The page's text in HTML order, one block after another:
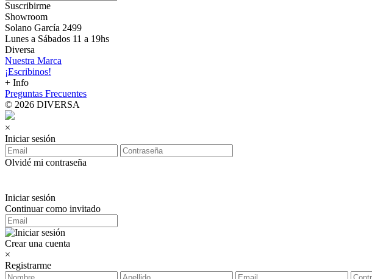
Suscribirme
Showroom
Solano García 2499
Lunes a Sábados 11 a 19hs
Diversa
Nuestra Marca
¡Escribinos!
+ Info
Preguntas Frecuentes
© 2026 DIVERSA
×
Iniciar sesión
Olvidé mi contraseña
Iniciar sesión
Continuar como invitado
Crear una cuenta
×
Registrarme